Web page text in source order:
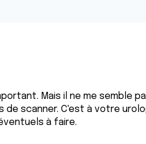
Mais il ne me semble
scanner. C'est à votre
à faire.